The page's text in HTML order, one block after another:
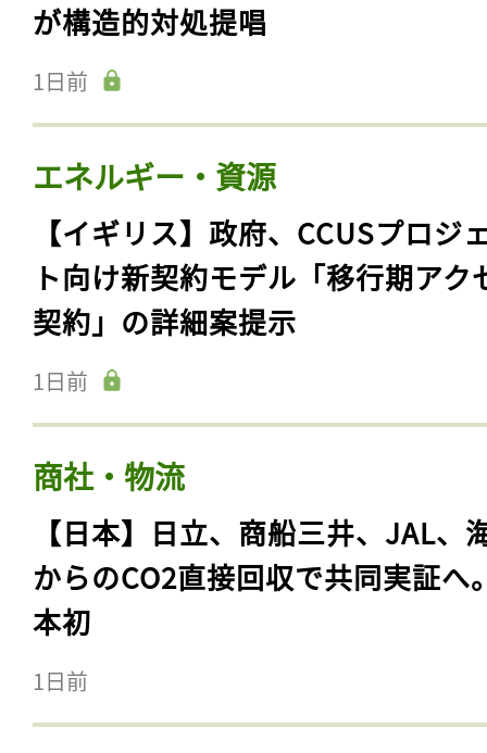
が構造的対処提唱
1日前
エネルギー・資源
【イギリス】政府、CCUSプロジ
ト向け新契約モデル「移行期アク
契約」の詳細案提示
1日前
商社・物流
【日本】日立、商船三井、JAL、
からのCO2直接回収で共同実証へ
本初
1日前